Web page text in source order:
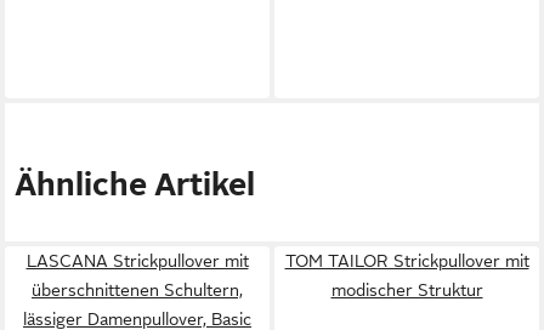
Ähnliche Artikel
LASCANA Strickpullover mit
überschnittenen Schultern,
lässiger Damenpullover, Basic
TOM TAILOR Strickpullover mit
modischer Struktur